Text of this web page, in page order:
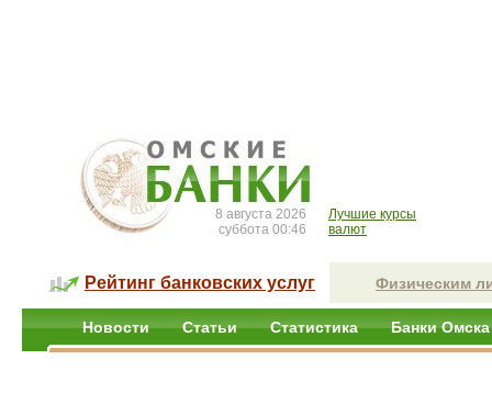
8 августа 2026
суббота 00:46
Лучшие курсы
валют
Рейтинг банковских услуг Физическим
Новости Статьи Статистика Банки Омска